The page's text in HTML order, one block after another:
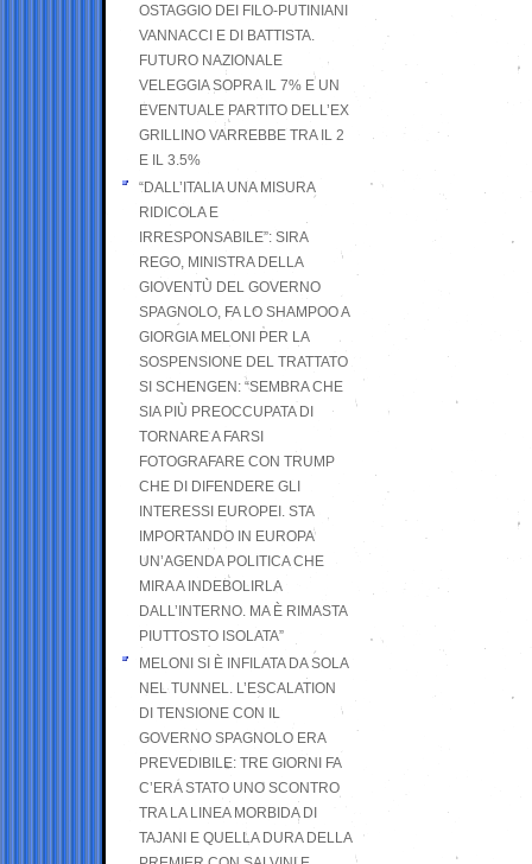
OSTAGGIO DEI FILO-PUTINIANI
VANNACCI E DI BATTISTA.
FUTURO NAZIONALE
VELEGGIA SOPRA IL 7% E UN
EVENTUALE PARTITO DELL’EX
GRILLINO VARREBBE TRA IL 2
E IL 3.5%
“DALL’ITALIA UNA MISURA
RIDICOLA E
IRRESPONSABILE”: SIRA
REGO, MINISTRA DELLA
GIOVENTÙ DEL GOVERNO
SPAGNOLO, FA LO SHAMPOO A
GIORGIA MELONI PER LA
SOSPENSIONE DEL TRATTATO
SI SCHENGEN: “SEMBRA CHE
SIA PIÙ PREOCCUPATA DI
TORNARE A FARSI
FOTOGRAFARE CON TRUMP
CHE DI DIFENDERE GLI
INTERESSI EUROPEI. STA
IMPORTANDO IN EUROPA
UN’AGENDA POLITICA CHE
MIRA A INDEBOLIRLA
DALL’INTERNO. MA È RIMASTA
PIUTTOSTO ISOLATA”
MELONI SI È INFILATA DA SOLA
NEL TUNNEL. L’ESCALATION
DI TENSIONE CON IL
GOVERNO SPAGNOLO ERA
PREVEDIBILE: TRE GIORNI FA
C’ERA STATO UNO SCONTRO
TRA LA LINEA MORBIDA DI
TAJANI E QUELLA DURA DELLA